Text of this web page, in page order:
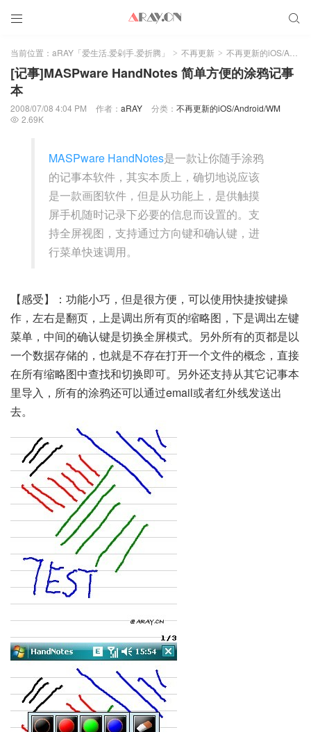
 
当前位置： aRAY「爱生活.爱剁手.爱折腾」 > 不再更新 > 不再更新的iOS/Android/WM
[记事]MASPware HandNotes 简单方便的涂鸦记事
本
2008/07/08 4:04 PM 作者： aRAY 分类： 不再更新的iOS/Android/WM
 2.69K
MASPware HandNotes是一款让你随手涂鸦
的记事本软件，其实本质上，确切地说应该
是一款画图软件，但是从功能上，是供触摸
屏手机随时记录下必要的信息而设置的。支
持全屏视图，支持通过方向键和确认键，进
行菜单快速调用。
【感受】：功能小巧，但是很方便，可以使用快捷按键操
作，左右是翻页，上是调出所有页的缩略图，下是调出左键
菜单，中间的确认键是切换全屏模式。另外所有的页都是以
一个数据存储的，也就是不存在打开一个文件的概念，直接
在所有缩略图中查找和切换即可。另外还支持从其它记事本
里导入，所有的涂鸦还可以通过email或者红外线发送出
去。